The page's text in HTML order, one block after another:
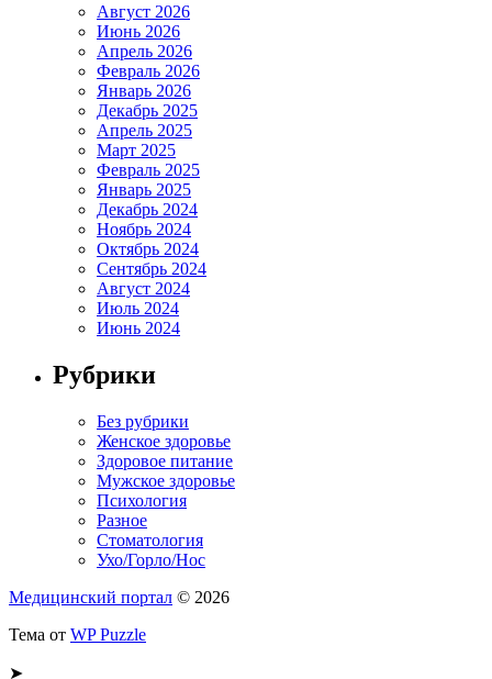
Август 2026
Июнь 2026
Апрель 2026
Февраль 2026
Январь 2026
Декабрь 2025
Апрель 2025
Март 2025
Февраль 2025
Январь 2025
Декабрь 2024
Ноябрь 2024
Октябрь 2024
Сентябрь 2024
Август 2024
Июль 2024
Июнь 2024
Рубрики
Без рубрики
Женское здоровье
Здоровое питание
Мужское здоровье
Психология
Разное
Стоматология
Ухо/Горло/Нос
Медицинский портал © 2026
Тема от WP Puzzle
➤